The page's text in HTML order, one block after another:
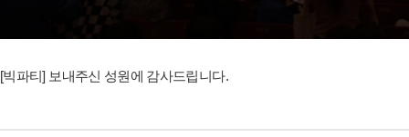
[빅파티] 보내주신 성원에 감사드립니다.